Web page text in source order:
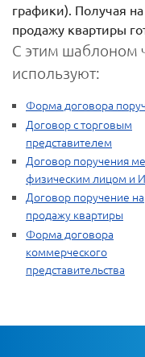
графики). Получая
продажу квартиры
С этим шаблоном
используют:
Форма договора
Договор с торговым
представителем
Договор поручения
физическим лицом и
Договор поручение на
продажу квартиры
Форма договора
коммерческого
представительства